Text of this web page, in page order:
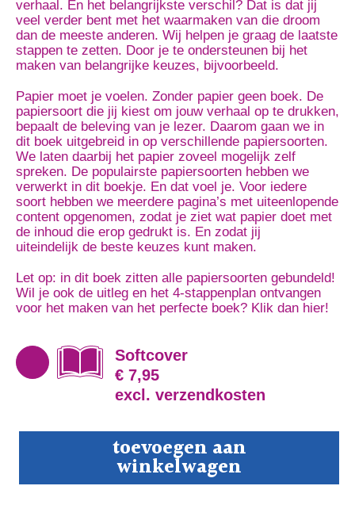
verhaal. En het belangrijkste verschil? Dat is dat jij
veel verder bent met het waarmaken van die droom
dan de meeste anderen. Wij helpen je graag de laatste
stappen te zetten. Door je te ondersteunen bij het
maken van belangrijke keuzes, bijvoorbeeld.
Papier moet je voelen. Zonder papier geen boek. De
papiersoort die jij kiest om jouw verhaal op te drukken,
bepaalt de beleving van je lezer. Daarom gaan we in
dit boek uitgebreid in op verschillende papiersoorten.
We laten daarbij het papier zoveel mogelijk zelf
spreken. De populairste papiersoorten hebben we
verwerkt in dit boekje. En dat voel je. Voor iedere
soort hebben we meerdere pagina’s met uiteenlopende
content opgenomen, zodat je ziet wat papier doet met
de inhoud die erop gedrukt is. En zodat jij
uiteindelijk de beste keuzes kunt maken.
Let op: in dit boek zitten alle papiersoorten gebundeld!
Wil je ook de uitleg en het 4-stappenplan ontvangen
voor het maken van het perfecte boek? Klik dan hier!
Softcover
€ 7,95
excl. verzendkosten
verdient
toevoegen aan
winkelwagen